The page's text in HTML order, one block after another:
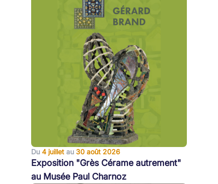
Du 4 juillet au 30 août 2026
Exposition "Grès Cérame autrement"
au Musée Paul Charnoz